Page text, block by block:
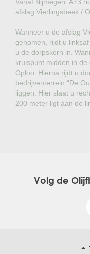
afslag Vierlingsbeek /
Wanneer u de afslag
genomen, rijdt u
u de dorpskern in.
kruispunt midden in
Oploo. Hierna rijdt u
bedrijventerrein “De
liggen. Hier slaat u
200 meter ligt aan de
Volg de